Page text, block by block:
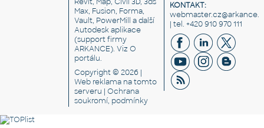
Max, Fusion, Forma,
Vault, PowerMill a další
Autodesk aplikace
(support firmy
ARKANCE). VizO
portálu.
Copyright © 2026 |
Web reklama na tomto
serveru |Ochrana
soukromí, podmínky
KONTAKT:
| tel. +420 910 970 111